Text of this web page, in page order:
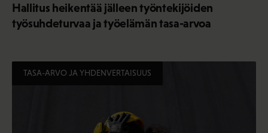
Hallitus heikentää jälleen työntekijöiden
työsuhdeturvaa ja työelämän tasa-arvoa
TASA-ARVO JA YHDENVERTAISUUS